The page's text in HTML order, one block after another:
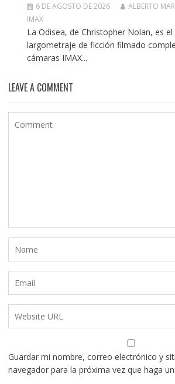
6 DE AGOSTO DE 2026
ALBERTO
IMAX
La Odisea, de Christopher Nolan, es
largometraje de ficción filmado
cámaras IMAX...
LEAVE A COMMENT
Guardar mi nombre, correo electrónico y
navegador para la próxima vez que haga